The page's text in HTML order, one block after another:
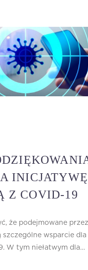
INICJATYWĘ
Z COVID-19
że podejmowane
szczególne wsparcie
W tym niełatwym dla…